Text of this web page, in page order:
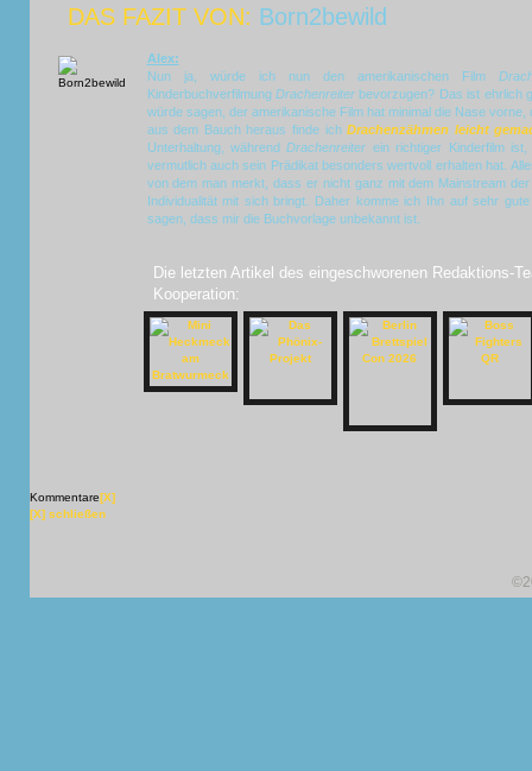
DAS FAZIT VON: Born2bewild
Alex:
Nun ja, würde ich nun den amerikanischen Film
Kinderbuchverfilmung Drachenreiterbevorzugen? Das ist ehrlich
würde sagen, der amerikanische Film hat minimal die Nase vorne,
aus dem Bauch heraus finde ichDrachenzähmen leicht
Unterhaltung, währendDrachenreiter ein richtiger Kinderfilm
vermutlich auch sein Prädikat besonders wertvoll erhalten hat.
von dem man merkt, dass er nicht ganz mit dem Mainstream
Individualität mit sich bringt. Daher komme ich Ihn auf sehr
sagen, dass mir die Buchvorlage unbekannt ist.
Die letzten Artikel des eingeschworenen Redaktions-
Kooperation:
Kommentare[X]
[X] schließen